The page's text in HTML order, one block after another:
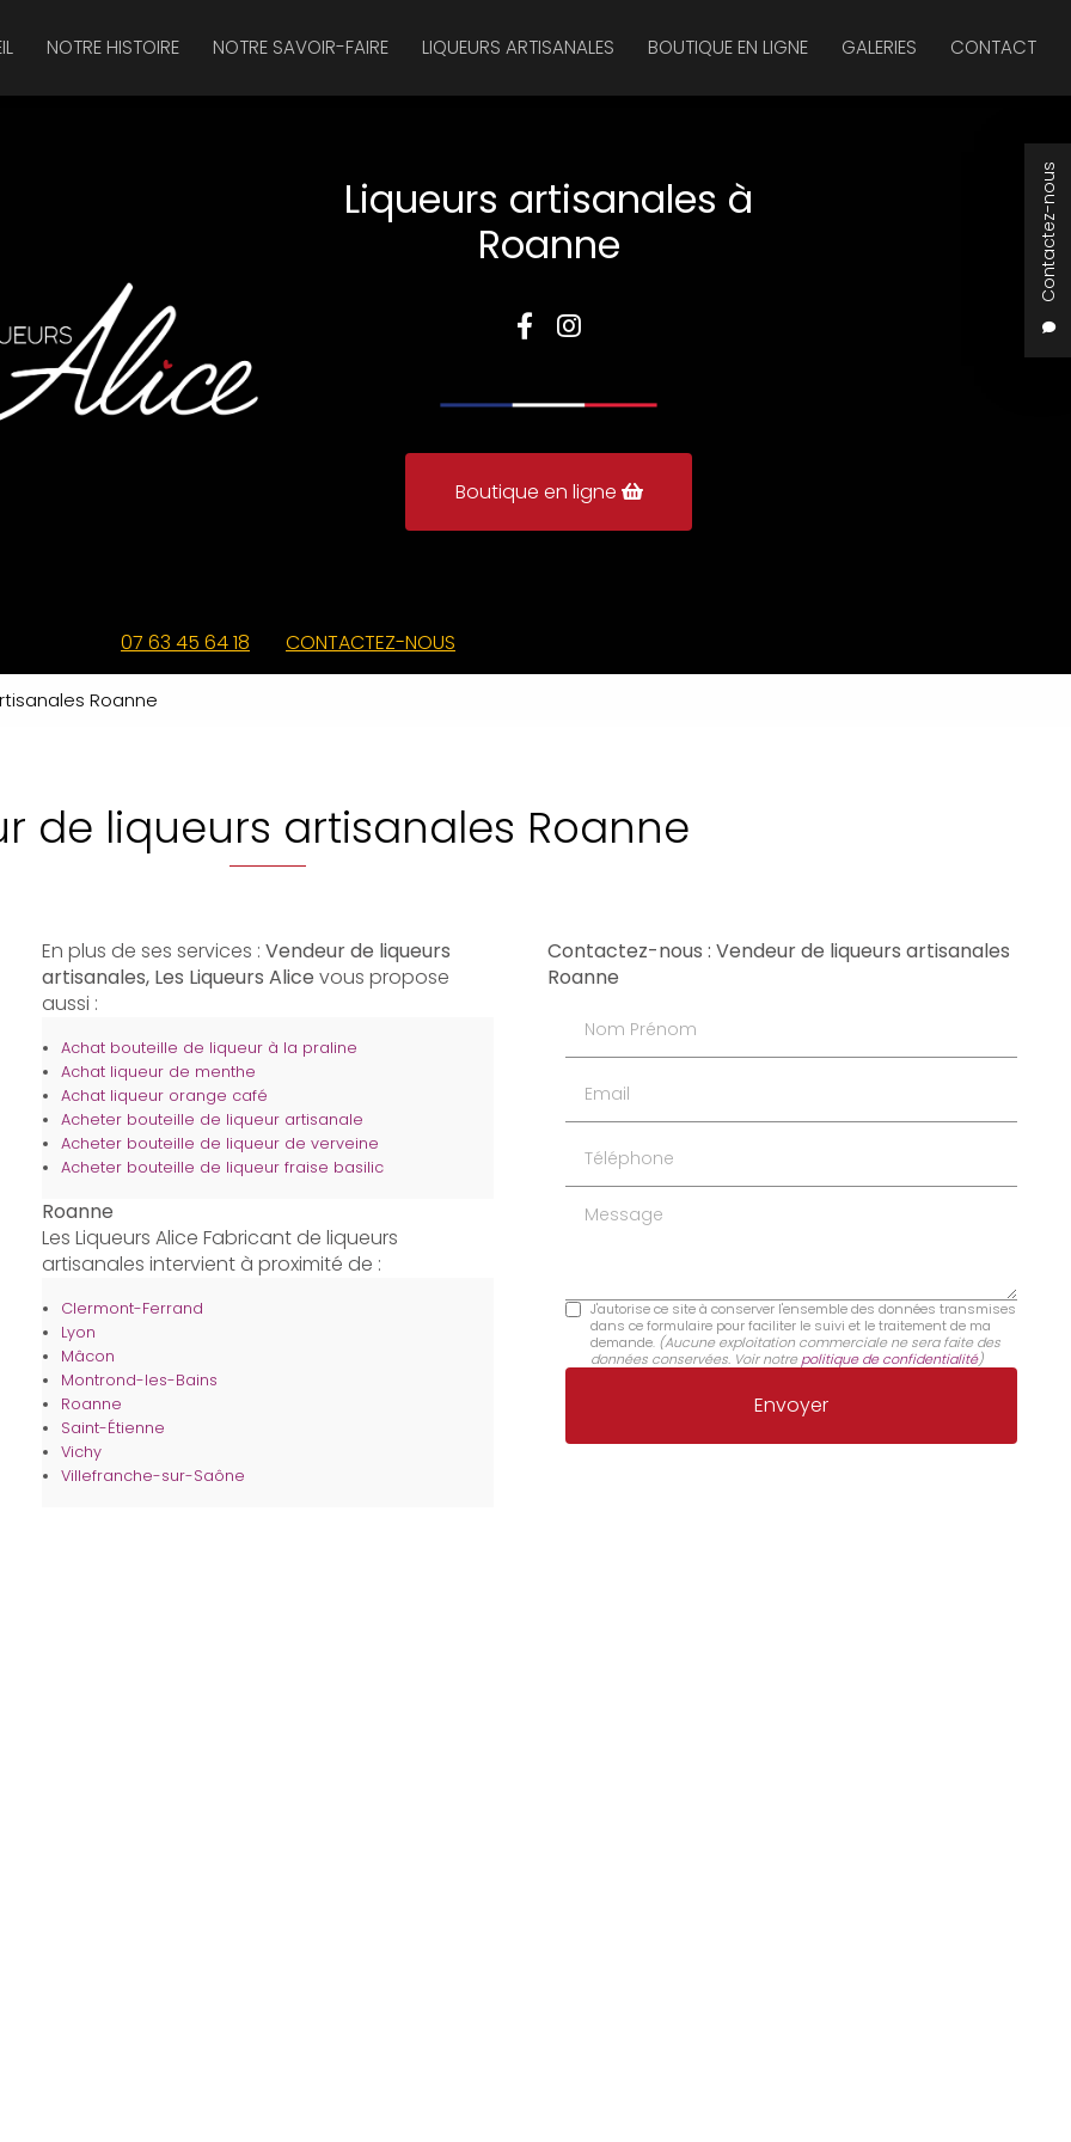
Contactez-nous
NOTRE HISTOIRE NOTRE SAVOIR-FAIRE LIQUEURS ARTISANALES BOUTIQUE EN LIGNE GALERIES CONTACT
Liqueurs artisanales à
Roanne
Boutique en ligne
07 63 45 64 18 CONTACTEZ-NOUS
Roanne
de liqueurs artisanales Roanne
En plus de ses services : Vendeur de liqueurs
artisanales, Les Liqueurs Alice vous propose
aussi :
Achat bouteille de liqueur à la praline
Achat liqueur de menthe
Achat liqueur orange café
Acheter bouteille de liqueur artisanale
Acheter bouteille de liqueur de verveine
Acheter bouteille de liqueur fraise basilic
Roanne
Les Liqueurs Alice Fabricant de liqueurs
artisanales intervient à proximité de :
Clermont-Ferrand
Lyon
Mâcon
Montrond-les-Bains
Roanne
Saint-Étienne
Vichy
Villefranche-sur-Saône
Contactez-nous : Vendeur de liqueurs artisanales
Roanne
Message
J'autorise ce site à conserver l'ensemble des données transmises
dans ce formulaire pour faciliter le suivi et le traitement de ma
demande. (Aucune exploitation commerciale ne sera faite des
données conservées. Voir notre politique de confidentialité)